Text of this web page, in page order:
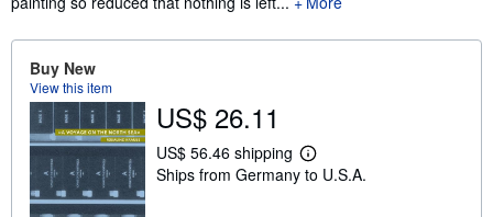
Buy New
View this item
US$ 26.11
US$ 56.46 shipping
L
e
Ships from Germany to U.S.A.